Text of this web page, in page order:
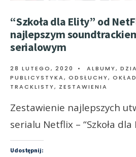
“Szkoła dla Elity” od
najlepszym
serialowym
28 LUTEGO, 2020 • ALBUMY,
PUBLICYSTYKA, ODSŁUCHY,
TRACKLISTY, ZESTAWIENIA
Zestawienie najlepszych
serialu Netflix – “Szkoła dla
Udostępnij: